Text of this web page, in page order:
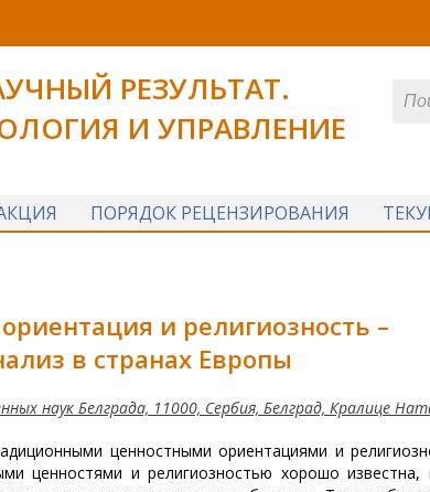
РЕЗУЛЬТАТ.
И УПРАВЛЕНИЕ
ПОРЯДОК РЕЦЕНЗИРОВАНИЯ
и религиозность –
в странах Европы
наук Белграда, 11000, Сербия, Белград, Кралице
ценностными ориентациями и
ценностями и религиозностью хорошо